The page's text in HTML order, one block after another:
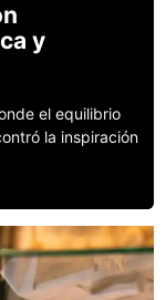
y
el equilibrio
la inspiración